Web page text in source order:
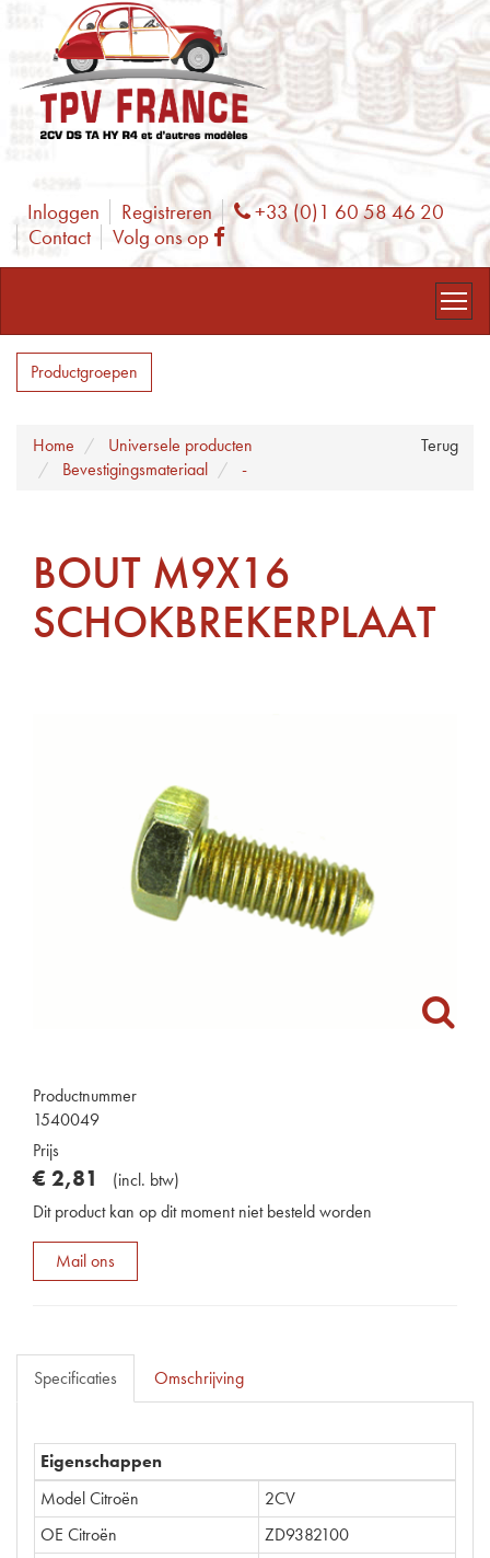
Inloggen Registreren Phone
+33 (0)1 60 58 46 20
Contact
Volg ons op Facebook
Productgroepen
Terug
Home
Universele producten
Bevestigingsmateriaal
-
BOUT M9X16
SCHOKBREKERPLAAT
Productnummer
1540049
Prijs
€ 2,81 (incl. btw)
Dit product kan op dit moment niet besteld worden
Mail ons
Specificaties Omschrijving
Eigenschappen
Model Citroën
2CV
OE Citroën
ZD9382100